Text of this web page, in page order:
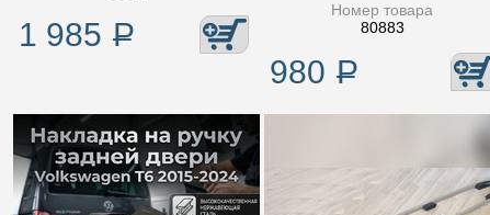
1 985 Р
Номер товара
80883
980 Р